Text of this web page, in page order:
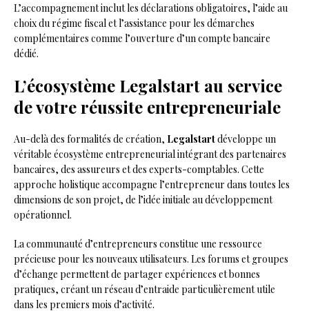
L’accompagnement inclut les déclarations obligatoires, l’aide au
choix du régime fiscal et l’assistance pour les démarches
complémentaires comme l’ouverture d’un compte bancaire
dédié.
L’écosystème Legalstart au service
de votre réussite entrepreneuriale
Au-delà des formalités de création, Legalstartdéveloppe un
véritable écosystème entrepreneurial intégrant des partenaires
bancaires, des assureurs et des experts-comptables. Cette
approche holistique accompagne l’entrepreneur dans toutes les
dimensions de son projet, de l’idée initiale au développement
opérationnel.
La communauté d’entrepreneurs constitue une ressource
précieuse pour les nouveaux utilisateurs. Les forums et groupes
d’échange permettent de partager expériences et bonnes
pratiques, créant un réseau d’entraide particulièrement utile
dans les premiers mois d’activité.